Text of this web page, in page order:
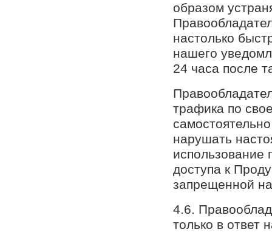
образом
настолько
нашего
24 часа после
трафика по
нарушать
использование
доступа к
запрещенной
4.6.
только в ответ